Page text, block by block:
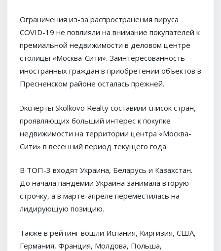
Ограничения из-за распространения вируса
COVID-19 не повлияли на внимание покупателей к
премиальной недвижимости в деловом центре
столицы «Москва-Сити». Заинтересованность
иностранных граждан в приобретении объектов в
Пресненском районе осталась прежней.
Эксперты Skolkovo Realty составили список стран,
проявляющих больший интерес к покупке
недвижимости на территории центра «Москва-
Сити» в весенний период текущего года.
В ТОП-3 входят Украина, Беларусь и Казахстан.
До начала пандемии Украина занимала вторую
строчку, а в марте-апреле переместилась на
лидирующую позицию.
Также в рейтинг вошли Испания, Киргизия, США,
Германия, Франция, Молдова, Польша,